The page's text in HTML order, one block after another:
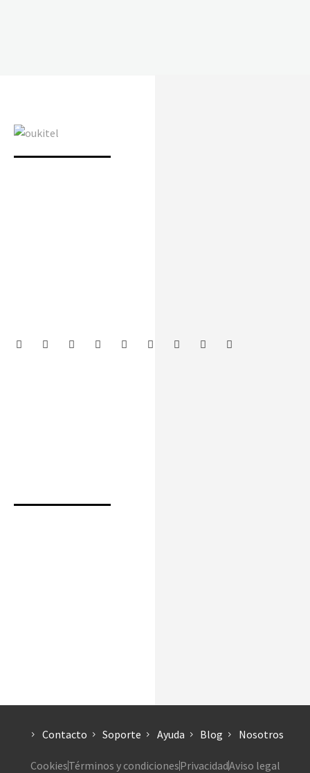
Contacto Soporte Ayuda Blog Nosotros
CookiesTérminos y condicionesPrivacidadAviso legal